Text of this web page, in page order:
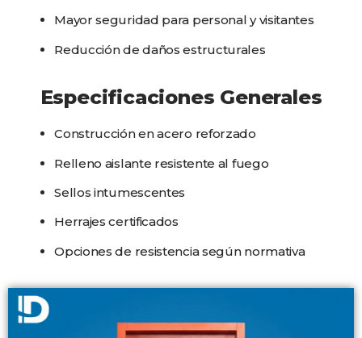
Mayor seguridad para personal y visitantes
Reducción de daños estructurales
Especificaciones Generales
Construcción en acero reforzado
Relleno aislante resistente al fuego
Sellos intumescentes
Herrajes certificados
Opciones de resistencia según normativa